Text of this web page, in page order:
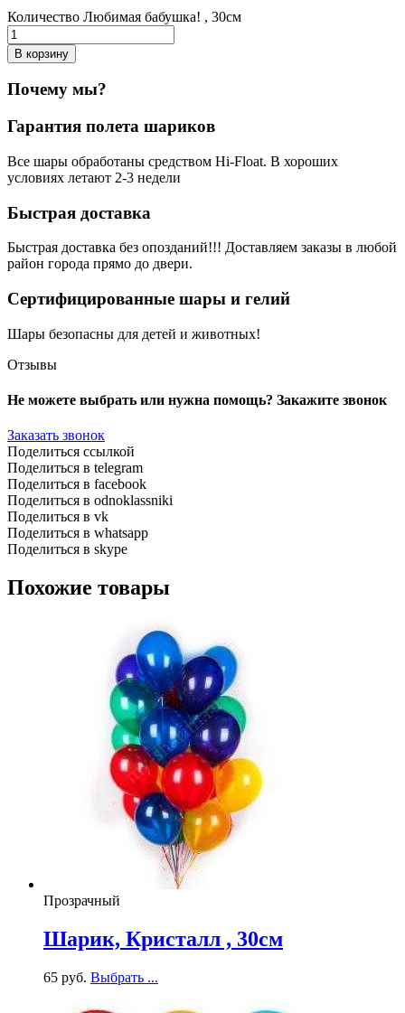
Количество Любимая бабушка! , 30см
В корзину
Почему мы?
Гарантия полета шариков
Все шары обработаны средством Hi-Float. В хороших
условиях летают 2-3 недели
Быстрая доставка
Быстрая доставка без опозданий!!! Доставляем заказы в любой
район города прямо до двери.
Сертифицированные шары и гелий
Шары безопасны для детей и животных!
Отзывы
Не можете выбрать или нужна помощь? Закажите звонок
Заказать звонок
Поделиться ссылкой
Поделиться в telegram
Поделиться в facebook
Поделиться в odnoklassniki
Поделиться в vk
Поделиться в whatsapp
Поделиться в skype
Похожие товары
Прозрачный
Шарик, Кристалл , 30см
65 руб. Выбрать ...